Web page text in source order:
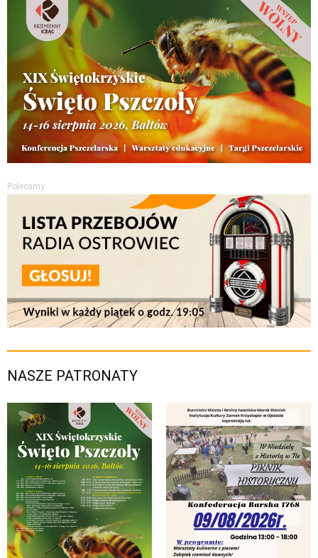
Polecamy
NASZE PATRONATY